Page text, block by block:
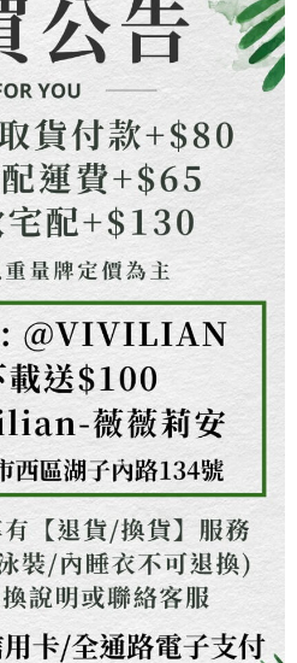
公司」（以下簡稱本公司）所提供，讓
品或服務，並由商店將買賣／分期付款
用本公司帳單繳交帳款。
」之契約關係目的，商店將以您的個人
予台灣大哥大進項蒐集、處理及利用，
資料之確認、核對及更正。
結：https://oppay.tw/userRule
擊此簡訊中的連結，可透過四大超商／
款，方視為交易完成。
刻繳費，但若您需要取消訂單，請聯絡
之訂單仍視為有效，需透過AFTEE先享
付 」之結帳頁面顯示為準，若有關於
等相關疑問，請聯繫「AFTEE先享後付
support/home
供之「AFTEE先享後付」服務完成之交
人資料，並將交易相關給付款項請求債
定代理人或監護人之同意方可使用
辦者引起之損失，本公司不負相關責
依據個別帳號之用戶狀況，依本公司即
額度不足之情形，本公司將視審查結果
人資訊註冊。若發現惡意使用之情形，
該用戶之使用額度並採取法律行動。
上)免運費
上)免運費
以上)免運費